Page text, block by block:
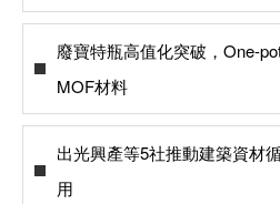
廢寶特瓶高值化突破，One-
MOF材料
出光興產等5社推動建築資材
用